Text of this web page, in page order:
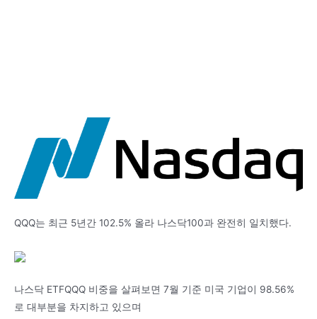
QQQ는 최근 5년간 102.5% 올라 나스닥100과 완전히 일치했다.
나스닥 ETFQQQ 비중을 살펴보면 7월 기준 미국 기업이 98.56%
로 대부분을 차지하고 있으며